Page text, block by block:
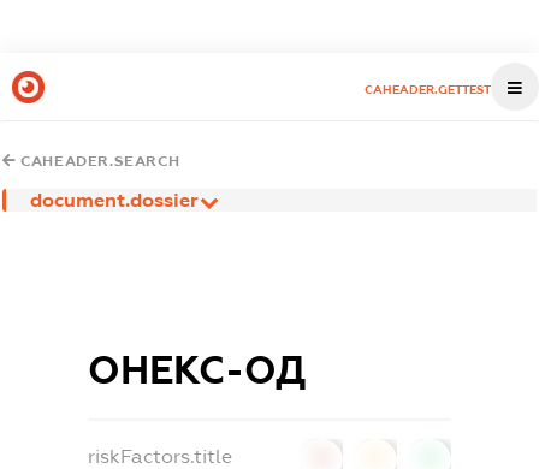
CAHEADER.GETTEST
CAHEADER.SEARCH
document.dossier
ОНЕКС-ОД
riskFactors.title